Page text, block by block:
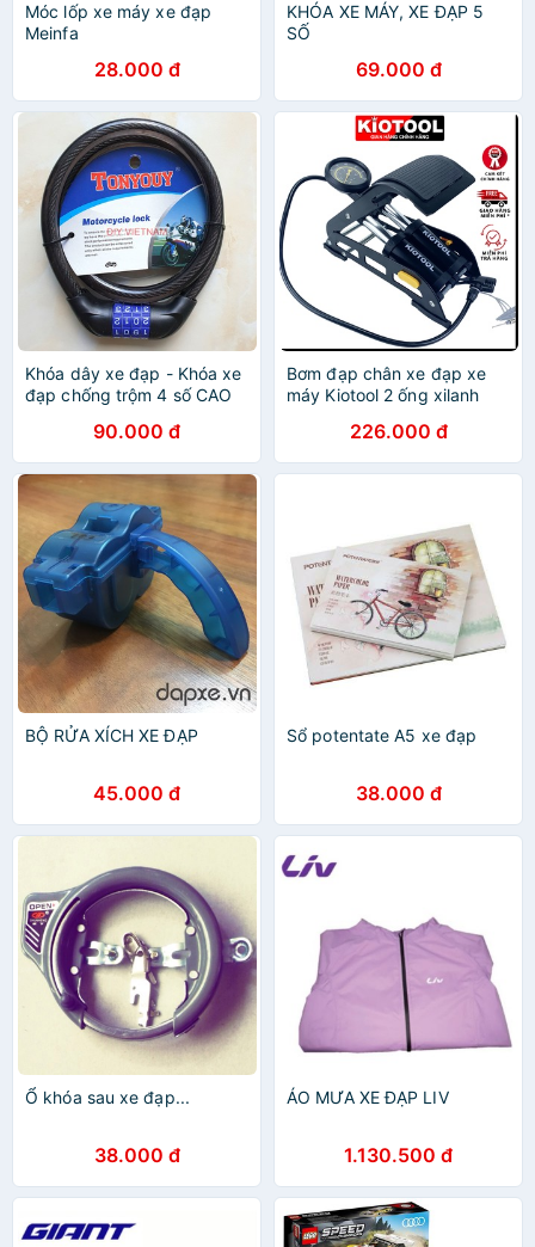
Móc lốp xe máy xe đạp
Meinfa
28.000 đ
KHÓA XE MÁY, XE ĐẠP 5
SỐ
69.000 đ
Khóa dây xe đạp - Khóa xe
đạp chống trộm 4 số CAO
90.000 đ
Bơm đạp chân xe đạp xe
máy Kiotool 2 ống xilanh
226.000 đ
BỘ RỬA XÍCH XE ĐẠP
45.000 đ
Sổ potentate A5 xe đạp
38.000 đ
Ổ khóa sau xe đạp...
38.000 đ
ÁO MƯA XE ĐẠP LIV
1.130.500 đ